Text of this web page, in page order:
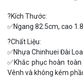
?Kích Thước:
✅Ngang 82.5cm, cao
?Chất Liệu:
✅Nhựa Chinhuei Đài
✅Khắc phục hoàn
Vênh và không kém